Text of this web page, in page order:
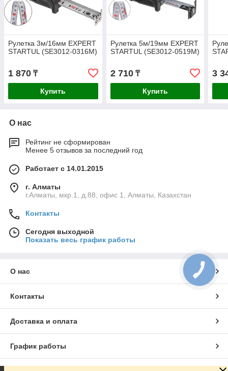
Рулетка 3м/16мм EXPERT
STARTUL (SE3012-0316M)
1 870 ₸
Купить
Рулетка 5м/19мм EXPERT
STARTUL (SE3012-0519M)
2 710₸
Купить
3
О нас
Рейтинг не сформирован
Менее 5 отзывов за последний год
Работает с 14.01.2015
г. Алматы
г.Алматы, мкр.1, д.88, офис 1, Алматы, Казахстан
Контакты
Сегодня выходной
Показать весь график работы
О нас
Контакты
Доставка и оплата
График работы